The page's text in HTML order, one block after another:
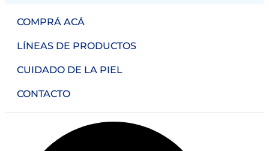
COMPRÁ ACÁ
LÍNEAS DE PRODUCTOS
CUIDADO DE LA PIEL
CONTACTO